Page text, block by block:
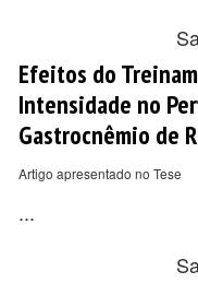
Efeitos do
Intensidade no
Gastrocnêmio de
Artigo apresentado no Tese
...